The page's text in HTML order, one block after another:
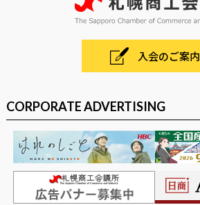
入会のご案内
CORPORATE ADVERTISING